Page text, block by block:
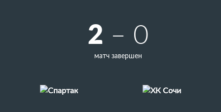
2 – 0
матч завершен